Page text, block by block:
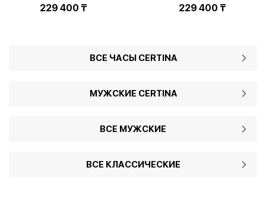
T150.410.11.031.00
229 400 ₸
T156.410.11.091.00
229 400 ₸
ВСЕ ЧАСЫ CERTINA
МУЖСКИЕ CERTINA
ВСЕ МУЖСКИЕ
ВСЕ КЛАССИЧЕСКИЕ